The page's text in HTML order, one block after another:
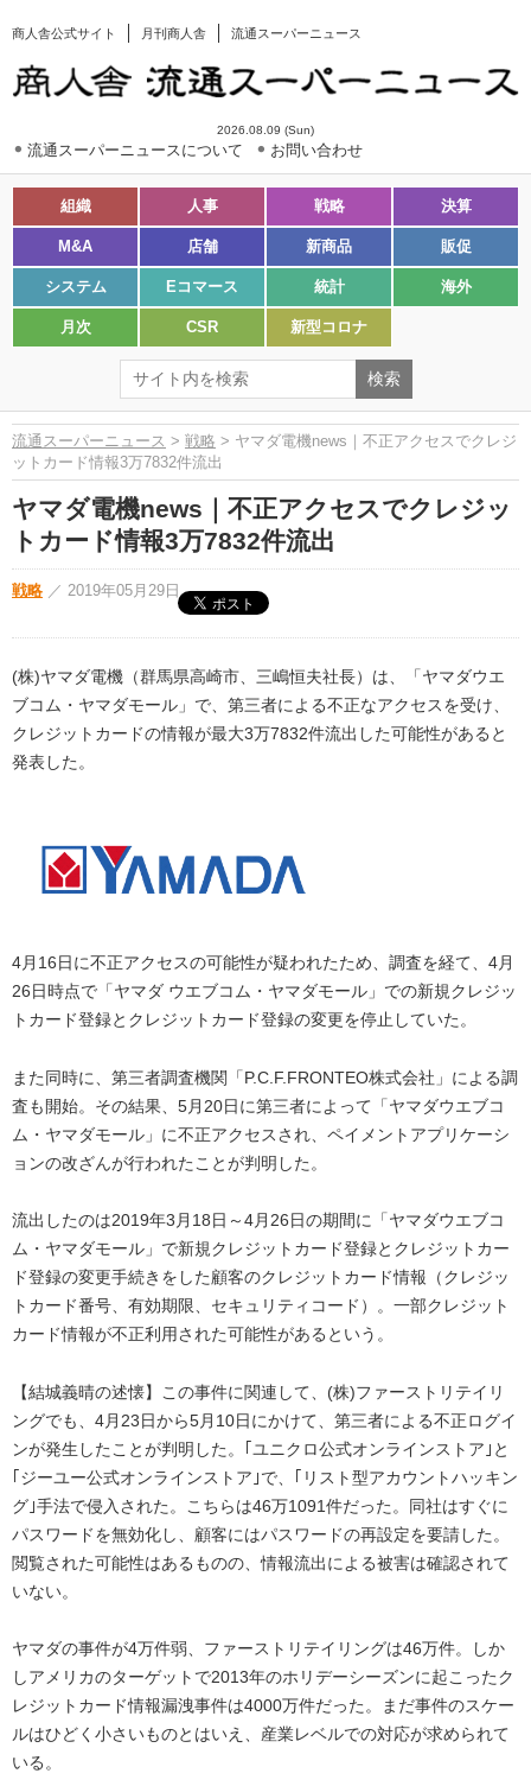
商人舎公式サイト 月刊商人舎 流通スーパーニュース
2026.08.09 (Sun)
流通スーパーニュースについて お問い合わせ
組織 人事 戦略 決算
M&A 店舗 新商品 販促
システム Eコマース 統計 海外
月次 CSR 新型コロナ
流通スーパーニュース > 戦略 > ヤマダ電機news｜不正アクセスでクレジ
ットカード情報3万7832件流出
ヤマダ電機news｜不正アクセスでクレジッ
トカード情報3万7832件流出
戦略 ／ 2019年05月29日
(株)ヤマダ電機（群馬県高崎市、三嶋恒夫社長）は、「ヤマダウエ
ブコム・ヤマダモール」で、第三者による不正なアクセスを受け、
クレジットカードの情報が最大3万7832件流出した可能性があると
発表した。
4月16日に不正アクセスの可能性が疑われたため、調査を経て、4月
26日時点で「ヤマダ ウエブコム・ヤマダモール」での新規クレジッ
トカード登録とクレジットカード登録の変更を停止していた。
また同時に、第三者調査機関「P.C.F.FRONTEO株式会社」による調
査も開始。その結果、5月20日に第三者によって「ヤマダウエブコ
ム・ヤマダモール」に不正アクセスされ、ペイメントアプリケーシ
ョンの改ざんが行われたことが判明した。
流出したのは2019年3月18日～4月26日の期間に「ヤマダウエブコ
ム・ヤマダモール」で新規クレジットカード登録とクレジットカー
ド登録の変更手続きをした顧客のクレジットカード情報（クレジッ
トカード番号、有効期限、セキュリティコード）。一部クレジット
カード情報が不正利用された可能性があるという。
【結城義晴の述懐】この事件に関連して、(株)ファーストリテイリ
ングでも、4月23日から5月10日にかけて、第三者による不正ログイ
ンが発生したことが判明した。｢ユニクロ公式オンラインストア｣と
｢ジーユー公式オンラインストア｣で、｢リスト型アカウントハッキン
グ｣手法で侵入された。こちらは46万1091件だった。同社はすぐに
パスワードを無効化し、顧客にはパスワードの再設定を要請した。
閲覧された可能性はあるものの、情報流出による被害は確認されて
いない。
ヤマダの事件が4万件弱、ファーストリテイリングは46万件。しか
しアメリカのターゲットで2013年のホリデーシーズンに起こったク
レジットカード情報漏洩事件は4000万件だった。まだ事件のスケー
ルはひどく小さいものとはいえ、産業レベルでの対応が求められて
いる。